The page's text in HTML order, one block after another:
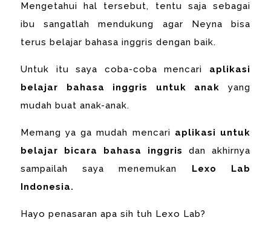
Mengetahui hal tersebut, tentu saja sebagai
ibu sangatlah mendukung agar Neyna bisa
terus belajar bahasa inggris dengan baik.
Untuk itu saya coba-coba mencari aplikasi
belajar bahasa inggris untuk anak yang
mudah buat anak-anak.
Memang ya ga mudah mencari aplikasi untuk
belajar bicara bahasa inggris dan akhirnya
sampailah saya menemukan
Lexo Lab
Indonesia.
Hayo penasaran apa sih tuh Lexo Lab?